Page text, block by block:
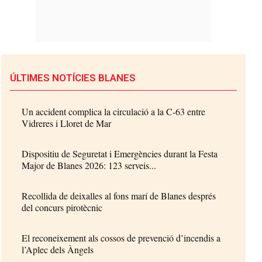
ÚLTIMES NOTÍCIES BLANES
Un accident complica la circulació a la C-63 entre
Vidreres i Lloret de Mar
Dispositiu de Seguretat i Emergències durant la Festa
Major de Blanes 2026: 123 serveis...
Recollida de deixalles al fons marí de Blanes després
del concurs pirotècnic
El reconeixement als cossos de prevenció d’incendis a
l’Aplec dels Àngels